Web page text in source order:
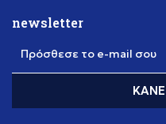
newsletter
Πρόσθεσε το e-mail σου